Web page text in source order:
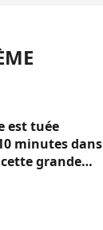
est tuée
minutes dans
grande
de Marie